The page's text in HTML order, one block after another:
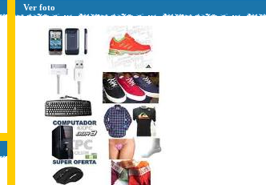
Ver foto